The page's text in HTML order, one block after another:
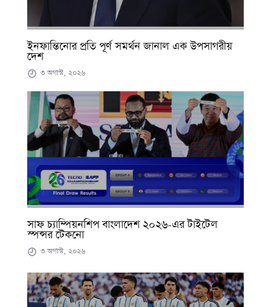
ইনফান্তিনোর প্রতি পূর্ণ সমর্থন জানাল এক উপসাগরীয়
দেশ
৩ অগাস্ট, ২০২৬
সাফ চ্যাম্পিয়নশিপ বাংলাদেশ ২০২৬-এর টাইটেল
স্পন্সর টেকনো
৩ অগাস্ট, ২০২৬